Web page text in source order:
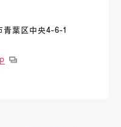
青葉区中央4-6-1